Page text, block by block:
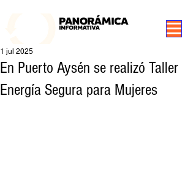
En Puerto Aysén se realizó Taller
Energía Segura para Mujeres
1 jul 2025